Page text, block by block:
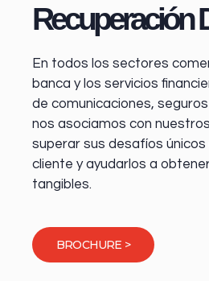
Recuperación
En todos los sectores
banca y los servicios
de comunicaciones,
nos asociamos con
superar sus desafíos únicos
cliente y ayudarlos a
tangibles.
BROCHURE >